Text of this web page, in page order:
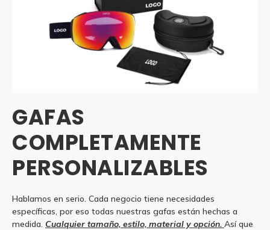
GAFAS
COMPLETAMENTE
PERSONALIZABLES
Hablamos en serio. Cada negocio tiene necesidades
específicas, por eso todas nuestras gafas están hechas a
medida. Cualquier tamaño, estilo, material y opción. Así que